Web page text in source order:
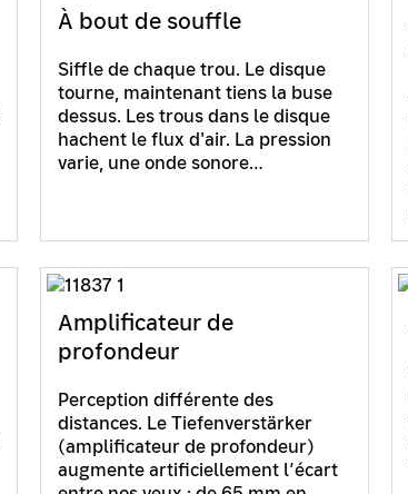
À bout de souffle
Siffle de chaque trou. Le disque
tourne, maintenant tiens la buse
dessus. Les trous dans le disque
hachent le flux d'air. La pression
varie, une onde sonore…
Amplificateur de
profondeur
Perception différente des
distances. Le Tiefenverstärker
(amplificateur de profondeur)
augmente artificiellement l’écart